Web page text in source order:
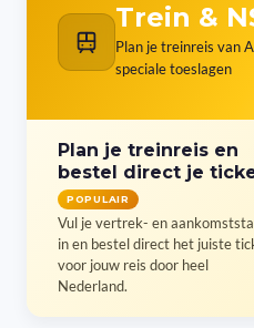
Trein &
Plan je treinreis van
speciale toeslagen
Plan je treinreis en
bestel direct je
POPULAIR
Vul je vertrek- en
in en bestel direct het juiste
voor jouw reis door heel
Nederland.